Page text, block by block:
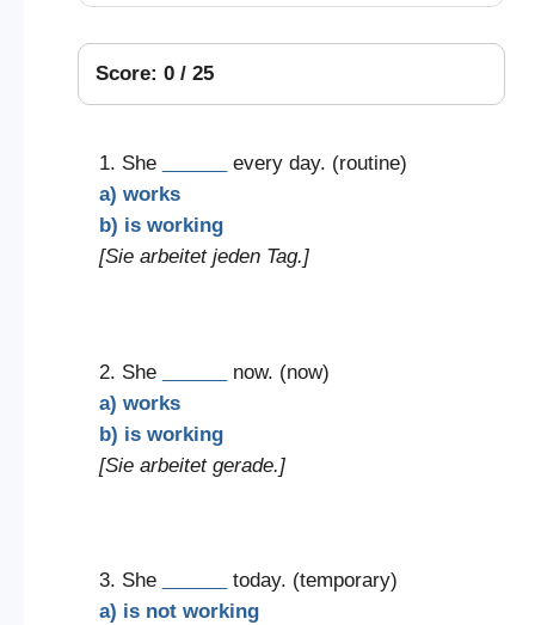
Score: 0 / 25
1. She
every day. (routine)
a) works
b) is working
[Sie arbeitet jeden Tag.]
2. She
now. (now)
a) works
b) is working
[Sie arbeitet gerade.]
3. She
today. (temporary)
a) is not working